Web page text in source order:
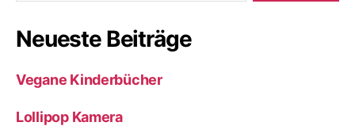
Neueste Beiträge
Vegane Kinderbücher
Lollipop Kamera